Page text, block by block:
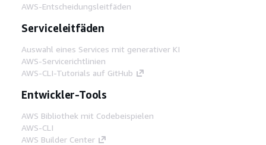
AWS-Entscheidungsleitfäden
Serviceleitfäden
Auswahl eines Services mit generativer KI
AWS-Servicerichtlinien
AWS-CLI-Tutorials auf GitHub
Entwickler-Tools
AWS Bibliothek mit Codebeispielen
AWS-CLI
AWS Builder Center